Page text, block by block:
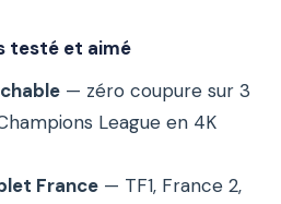
testé et aimé
— zéro coupure sur 3
League en 4K
France — TF1, France 2,